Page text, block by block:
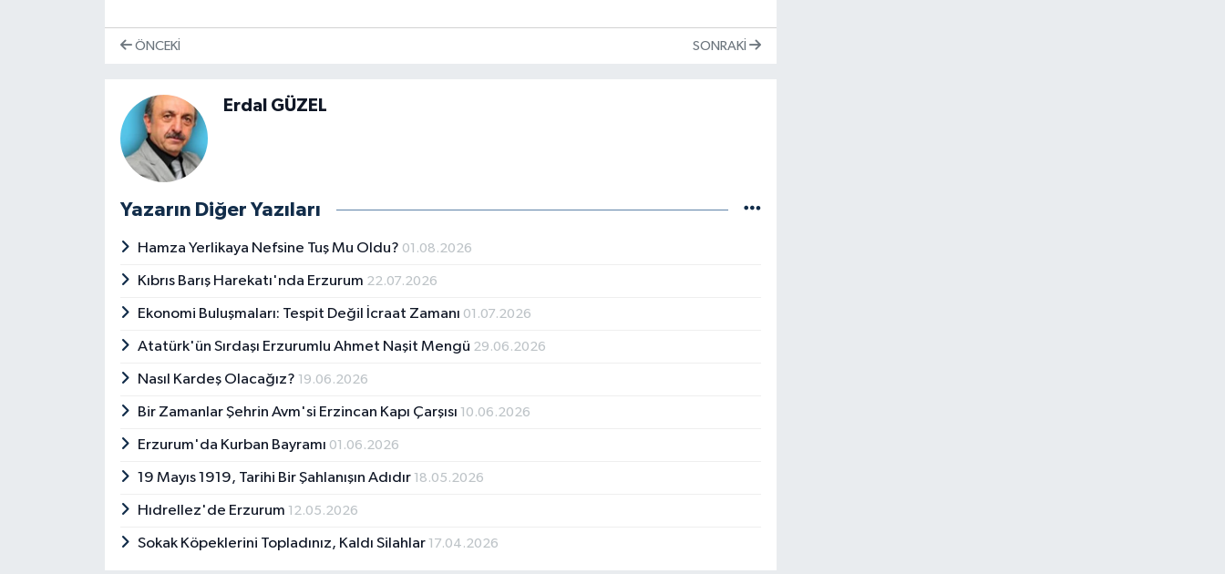
ÖNCEKI SONRAKI
Erdal GÜZEL
Yazarın Diğer Yazıları
Hamza Yerlikaya Nefsine Tuş Mu Oldu? 01.08.2026
Kıbrıs Barış Harekatı'nda Erzurum 22.07.2026
Ekonomi Buluşmaları: Tespit Değil İcraat Zamanı 01.07.2026
Atatürk'ün Sırdaşı Erzurumlu Ahmet Naşit Mengü 29.06.2026
Nasıl Kardeş Olacağız? 19.06.2026
Bir Zamanlar Şehrin Avm'si Erzincan Kapı Çarşısı 10.06.2026
Erzurum'da Kurban Bayramı 01.06.2026
19 Mayıs 1919, Tarihi Bir Şahlanışın Adıdır 18.05.2026
Hıdrellez'de Erzurum 12.05.2026
Sokak Köpeklerini Topladınız, Kaldı Silahlar 17.04.2026